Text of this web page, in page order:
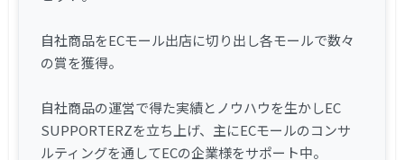
自社商品をECモール出店に切り出し各モールで数々
の賞を獲得。
自社商品の運営で得た実績とノウハウを生かしEC
SUPPORTERZを立ち上げ、主にECモールのコンサ
ルティングを通してECの企業様をサポート中。